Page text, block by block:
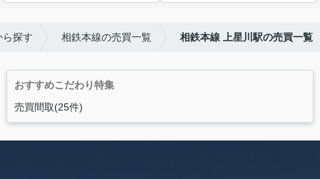
ら探す 相鉄本線の売買一覧 相鉄本線 上星川駅の売買一覧
おすすめこだわり特集
売買間取(25件)